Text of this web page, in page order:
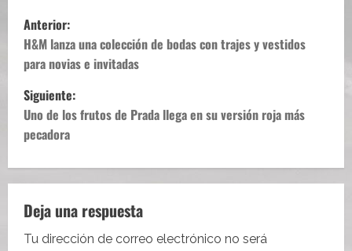
N
a
v
e
g
a
c
Anterior:
H&M lanza una colección de bodas con trajes y vestidos
para novias e invitadas
Siguiente:
Uno de los frutos de Prada llega en su versión roja más
pecadora
Deja una respuesta
Tu dirección de correo electrónico no será